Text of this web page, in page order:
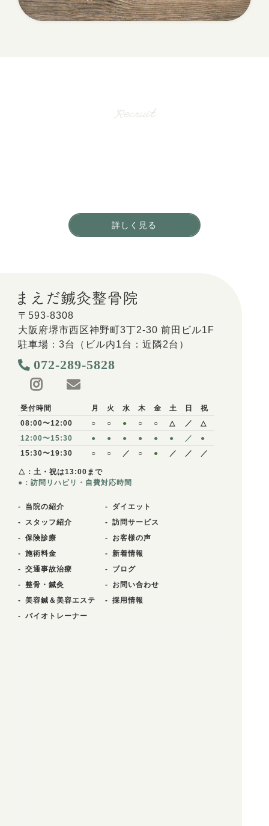
Recruit
詳しく見る
〒593-8308
大阪府堺市西区神野町3丁2-30 前田ビル1F
駐車場：3台（ビル内1台：近隣2台）
072-289-5828
受付時間 月 火 水 木 金 土 日
祝
08:00〜12:00
○ ○ ● ○ ○ △ ／
△
12:00〜15:30
● ● ● ● ● ● ／
●
15:30〜19:30
○ ○ ／ ○ ● ／ ／ ／
△：土・祝は13:00まで
●：訪問リハビリ・自費対応時間
当院の紹介
スタッフ紹介
保険診療
施術料金
交通事故治療
整骨・鍼灸
美容鍼＆美容エステ
バイオトレーナー
ダイエット
訪問サービス
お客様の声
新着情報
ブログ
お問い合わせ
採用情報